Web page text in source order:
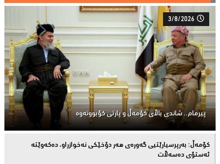
3/8/2026
پیرمام.. شاندی باڵای كۆمه‌ڵ و پارتی كۆبوونه‌وه‌
كۆمەڵ: بەرپرسیارێتیی گەورەی هەر دۆخێکی نەخوازراو، دەكەوێتە
ئەستۆی دەسەڵات